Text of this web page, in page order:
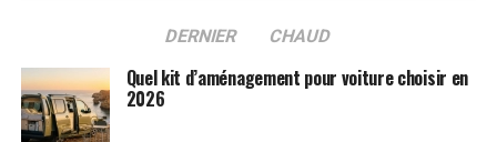
DERNIER CHAUD
Quel kit d’aménagement pour voiture choisir en
2026